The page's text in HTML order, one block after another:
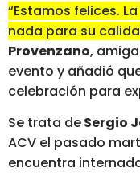
“Estamos felices.
nada para su
Provenzano,
evento y añadió
celebración para
Se trata deSergio
ACV el pasado
encuentra